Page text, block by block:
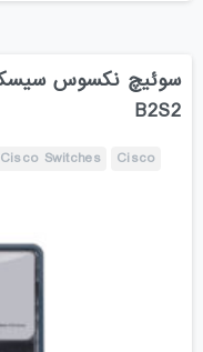
B2S2
Cisco
Cisco Switches